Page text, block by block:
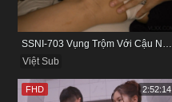
SSNI-703 Vụng Trộm Với Cậu Nhân Viên Ngay Bên Cạnh Chồng
Việt Sub
FHD 2:52:14